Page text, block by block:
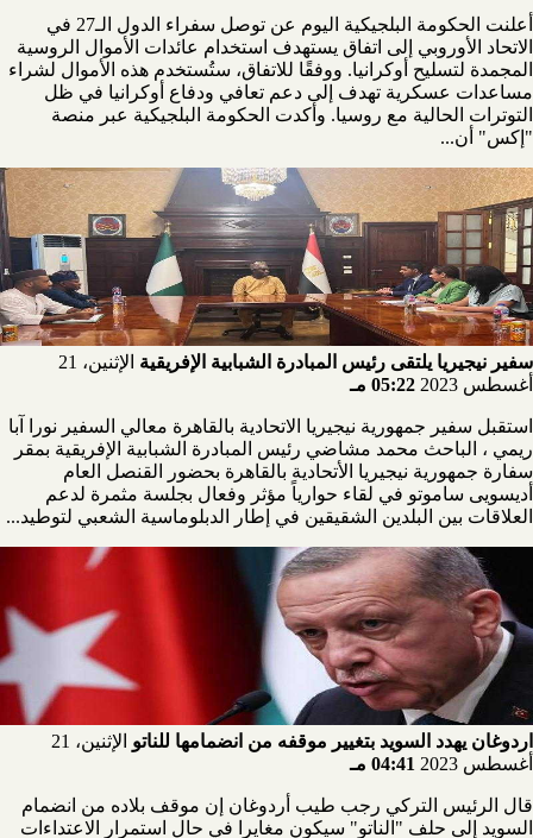
أعلنت الحكومة البلجيكية اليوم عن توصل سفراء الدول الـ27 في
الاتحاد الأوروبي إلى اتفاق يستهدف استخدام عائدات الأموال الروسية
المجمدة لتسليح أوكرانيا. ووفقًا للاتفاق، ستُستخدم هذه الأموال لشراء
مساعدات عسكرية تهدف إلى دعم تعافي ودفاع أوكرانيا في ظل
التوترات الحالية مع روسيا. وأكدت الحكومة البلجيكية عبر منصة
"إكس" أن...
سفير نيجيريا يلتقى رئيس المبادرة الشبابية الإفريقية
الإثنين، 21
أغسطس 2023
05:22 مـ
استقبل سفير جمهورية نيجيريا الاتحادية بالقاهرة معالي السفير نورا آبا
ريمي ، الباحث محمد مشاضي رئيس المبادرة الشبابية الإفريقية بمقر
سفارة جمهورية نيجيريا الأتحادية بالقاهرة بحضور القنصل العام
أديسويى ساموتو في لقاء حوارياً مؤثر وفعال بجلسة مثمرة لدعم
العلاقات بين البلدين الشقيقين في إطار الدبلوماسية الشعبي لتوطيد...
اردوغان يهدد السويد بتغيير موقفه من انضمامها للناتو
الإثنين، 21
أغسطس 2023
04:41 مـ
قال الرئيس التركي رجب طيب أردوغان إن موقف بلاده من انضمام
السويد إلى حلف "الناتو" سيكون مغايرا في حال استمرار الاعتداءات